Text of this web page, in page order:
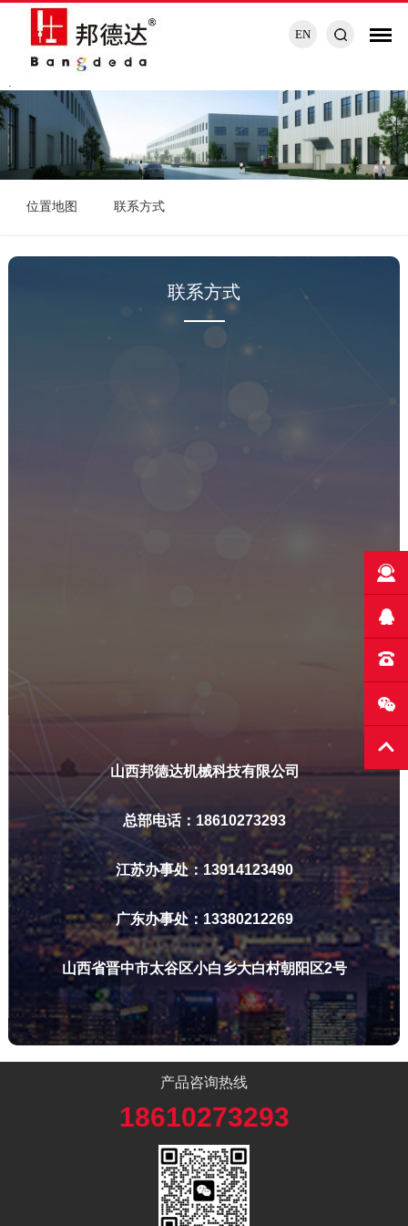
.
EN
位置地图 联系方式
联系方式
山西邦德达机械科技有限公司
总部电话：18610273293
江苏办事处：13914123490
广东办事处：13380212269
山西省晋中市太谷区小白乡大白村朝阳区2号
产品咨询热线
18610273293